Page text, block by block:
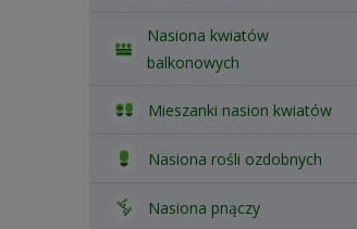
Nasiona kwiatów
balkonowych
Mieszanki nasion kwiatów
Nasiona rośli ozdobnych
Nasiona pnączy